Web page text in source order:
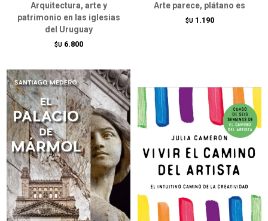
Arquitectura, arte y
patrimonio en las iglesias
del Uruguay
$U 6.800
Arte parece, plátano es
$U 1.190